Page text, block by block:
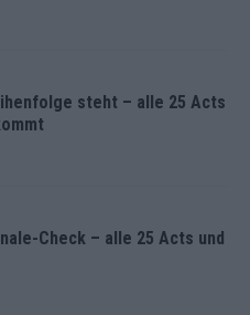
steht – alle 25 Acts
Check – alle 25 Acts und